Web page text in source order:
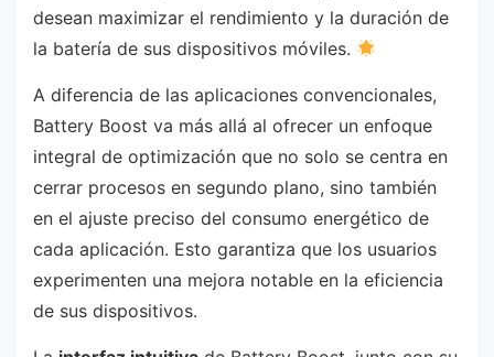
desean maximizar el rendimiento y la duración de
la batería de sus dispositivos móviles.
A diferencia de las aplicaciones convencionales,
Battery Boost va más allá al ofrecer un enfoque
integral de optimización que no solo se centra en
cerrar procesos en segundo plano, sino también
en el ajuste preciso del consumo energético de
cada aplicación. Esto garantiza que los usuarios
experimenten una mejora notable en la eficiencia
de sus dispositivos.